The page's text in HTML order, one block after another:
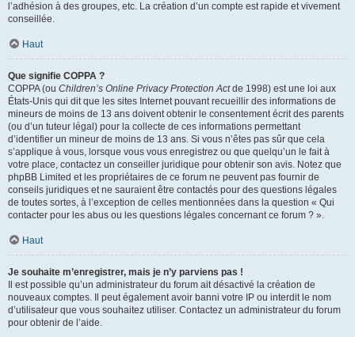
l’adhésion à des groupes, etc. La création d’un compte est rapide et vivement
conseillée.
Haut
Que signifie COPPA ?
COPPA (ou Children’s Online Privacy Protection Actde 1998) est une loi aux
États-Unis qui dit que les sites Internet pouvant recueillir des informations de
mineurs de moins de 13 ans doivent obtenir le consentement écrit des parents
(ou d’un tuteur légal) pour la collecte de ces informations permettant
d’identifier un mineur de moins de 13 ans. Si vous n’êtes pas sûr que cela
s’applique à vous, lorsque vous vous enregistrez ou que quelqu’un le fait à
votre place, contactez un conseiller juridique pour obtenir son avis. Notez que
phpBB Limited et les propriétaires de ce forum ne peuvent pas fournir de
conseils juridiques et ne sauraient être contactés pour des questions légales
de toutes sortes, à l’exception de celles mentionnées dans la question « Qui
contacter pour les abus ou les questions légales concernant ce forum ? ».
Haut
Je souhaite m’enregistrer, mais je n’y parviens pas !
Il est possible qu’un administrateur du forum ait désactivé la création de
nouveaux comptes. Il peut également avoir banni votre IP ou interdit le nom
d’utilisateur que vous souhaitez utiliser. Contactez un administrateur du forum
pour obtenir de l’aide.